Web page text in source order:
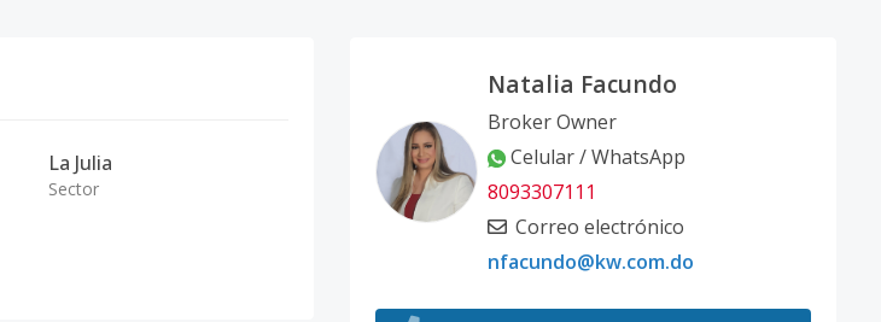
La Julia
Sector
Natalia Facundo
Broker Owner
Celular / WhatsApp
8093307111
Correo electrónico
nfacundo@kw.com.do